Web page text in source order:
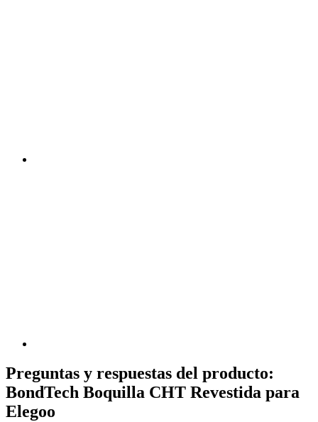
Preguntas y respuestas del producto:
BondTech Boquilla CHT Revestida para
Elegoo